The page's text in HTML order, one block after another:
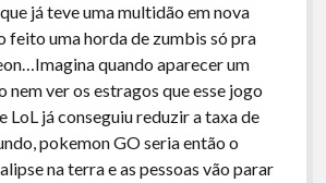
já teve uma multidão em nova
feito uma horda de zumbis só pra
quando aparecer um
ver os estragos que esse jogo
LoL já conseguiu reduzir a taxa de
pokemon GO seria então o
na terra e as pessoas vão parar